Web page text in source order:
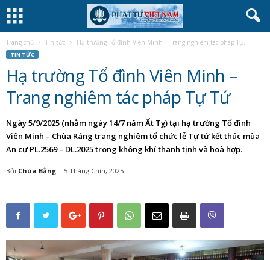
Trang chủ Tin tức Hạ trường Tổ đình Viên Minh – Trang nghiêm tác pháp Tự...
TIN TỨC
Hạ trường Tổ đình Viên Minh –
Trang nghiêm tác pháp Tự Tứ
Ngày 5/9/2025 (nhằm ngày 14/7 năm Ất Tỵ) tại hạ trường Tổ đình
Viên Minh – Chùa Ráng trang nghiêm tổ chức lễ Tự tứ kết thúc mùa
An cư PL.2569 – DL.2025 trong không khí thanh tịnh và hoà hợp.
Bởi Chùa Bằng - 5 Tháng Chín, 2025